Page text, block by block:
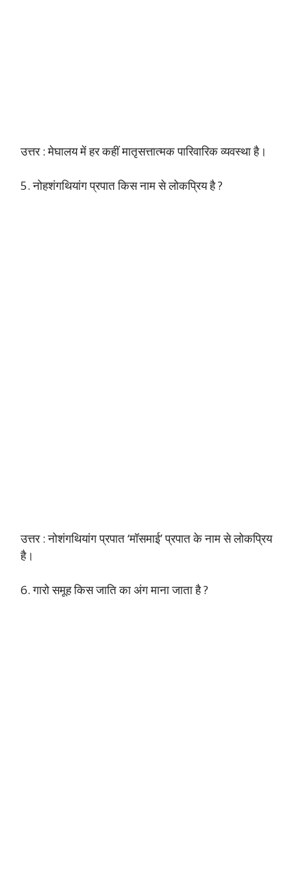
उत्तर : मेघालय में हर कहीं मातृसत्तात्मक पारिवारिक व्यवस्था है।
5. नोहशंगथियांग प्रपात किस नाम से लोकप्रिय है ?
उत्तर : नोशंगथियांग प्रपात ‘मॉसमाई’ प्रपात के नाम से लोकप्रिय
है।
6. गारो समूह किस जाति का अंग माना जाता है ?